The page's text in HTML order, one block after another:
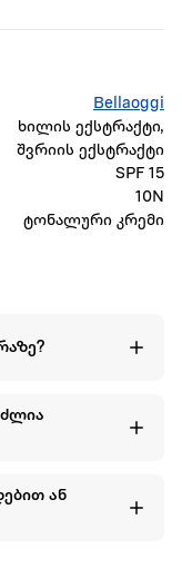
Bellaoggi
ხილის ექსტრაქტი,
შვრიის ექსტრაქტი
SPF 15
10N
ტონალური კრემი
ან